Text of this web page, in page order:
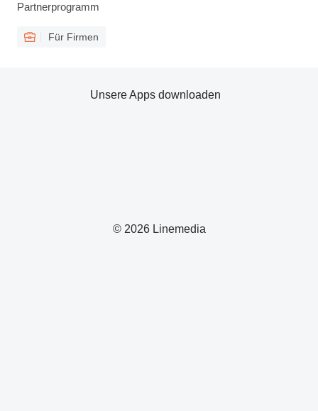
Partnerprogramm
Für Firmen
© 2026 Linemedia
Unsere Apps downloaden